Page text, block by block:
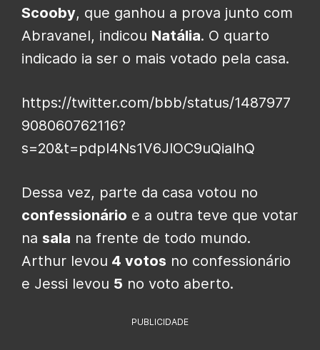
Scooby, que ganhou a prova junto com
Abravanel, indicou Natália. O quarto
indicado ia ser o mais votado pela casa.
https://twitter.com/bbb/status/1487977
908060762116?
s=20&t=pdpI4Ns1V6JIOC9uQiaIhQ
Dessa vez, parte da casa votou no
confessionário e a outra teve que votar
na sala na frente de todo mundo.
Arthur levou 4 votos no confessionário
e Jessi levou 5 no voto aberto.
PUBLICIDADE